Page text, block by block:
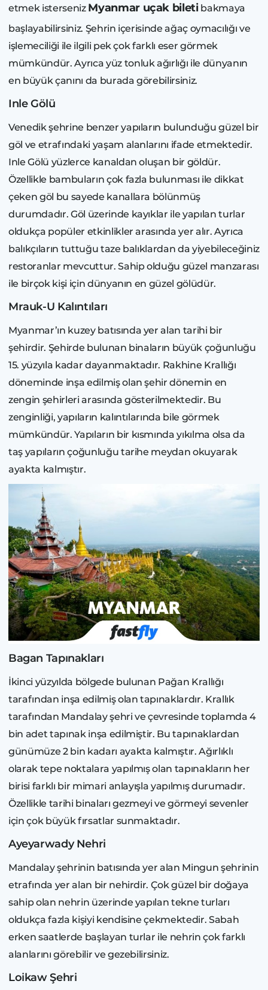
etmek isterseniz Myanmar uçak biletibakmaya
başlayabilirsiniz. Şehrin içerisinde ağaç oymacılığı ve
işlemeciliği ile ilgili pek çok farklı eser görmek
mümkündür. Ayrıca yüz tonluk ağırlığı ile dünyanın
en büyük çanını da burada görebilirsiniz.
Inle Gölü
Venedik şehrine benzer yapıların bulunduğu güzel bir
göl ve etrafındaki yaşam alanlarını ifade etmektedir.
Inle Gölü yüzlerce kanaldan oluşan bir göldür.
Özellikle bambuların çok fazla bulunması ile dikkat
çeken göl bu sayede kanallara bölünmüş
durumdadır. Göl üzerinde kayıklar ile yapılan turlar
oldukça popüler etkinlikler arasında yer alır. Ayrıca
balıkçıların tuttuğu taze balıklardan da yiyebileceğiniz
restoranlar mevcuttur. Sahip olduğu güzel manzarası
ile birçok kişi için dünyanın en güzel gölüdür.
Mrauk-U Kalıntıları
Myanmar’ın kuzey batısında yer alan tarihi bir
şehirdir. Şehirde bulunan binaların büyük çoğunluğu
15. yüzyıla kadar dayanmaktadır. Rakhine Krallığı
döneminde inşa edilmiş olan şehir dönemin en
zengin şehirleri arasında gösterilmektedir. Bu
zenginliği, yapıların kalıntılarında bile görmek
mümkündür. Yapıların bir kısmında yıkılma olsa da
taş yapıların çoğunluğu tarihe meydan okuyarak
ayakta kalmıştır.
Bagan Tapınakları
İkinci yüzyılda bölgede bulunan Pağan Krallığı
tarafından inşa edilmiş olan tapınaklardır. Krallık
tarafından Mandalay şehri ve çevresinde toplamda 4
bin adet tapınak inşa edilmiştir. Bu tapınaklardan
günümüze 2 bin kadarı ayakta kalmıştır. Ağırlıklı
olarak tepe noktalara yapılmış olan tapınakların her
birisi farklı bir mimari anlayışla yapılmış durumadır.
Özellikle tarihi binaları gezmeyi ve görmeyi sevenler
için çok büyük fırsatlar sunmaktadır.
Ayeyarwady Nehri
Mandalay şehrinin batısında yer alan Mingun şehrinin
etrafında yer alan bir nehirdir. Çok güzel bir doğaya
sahip olan nehrin üzerinde yapılan tekne turları
oldukça fazla kişiyi kendisine çekmektedir. Sabah
erken saatlerde başlayan turlar ile nehrin çok farklı
alanlarını görebilir ve gezebilirsiniz.
Loikaw Şehri